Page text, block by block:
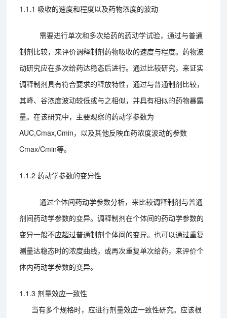
1.1.1 吸收的速度和程度以及药物浓度的波动
需要进行单次和多次给药的药动学试验，通过与普通
制剂比较，来评价调释制剂药物吸收的速度与程度。药物波
动研究应在多次给药达稳态后进行。通过比较研究，来证实
调释制剂具有符合要求的释放特性，通过与普通制剂比较，
其峰、谷浓度波动较低或与之相似，并具有相似的药物暴露
量。在该研究中，主要观察的药动学参数为
AUC,Cmax,Cmin，以及其他反映血药浓度波动的参数
Cmax/Cmin等。
1.1.2 药动学参数的变异性
通过个体间药动学参数分析，来比较调释制剂与普通
剂间药动学参数的变异。调释制剂在个体间的药动学参数的
变异一般不应超过普通制剂个体间的变异。也可以通过重复
测量达稳态时的浓度曲线，或再次重复单次给药，来评价个
体内药动学参数的变异。
1.1.3 剂量效应一致性
当有多个规格时，应进行剂量效应一致性研究。应该根